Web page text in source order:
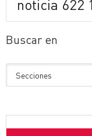
Buscar en